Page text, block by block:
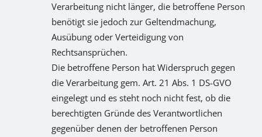
Verarbeitung nicht länger, die betroffene Person
benötigt sie jedoch zur Geltendmachung,
Ausübung oder Verteidigung von
Rechtsansprüchen.
Die betroffene Person hat Widerspruch gegen
die Verarbeitung gem. Art. 21 Abs. 1 DS-GVO
eingelegt und es steht noch nicht fest, ob die
berechtigten Gründe des Verantwortlichen
gegenüber denen der betroffenen Person